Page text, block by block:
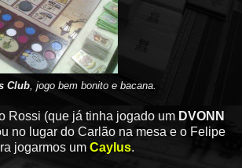
Club , jogo bem bonito e bacana
Rossi (que já tinha jogado um DVONN
no lugar do Carlão na mesa e o Felipe
jogarmos um Caylus.